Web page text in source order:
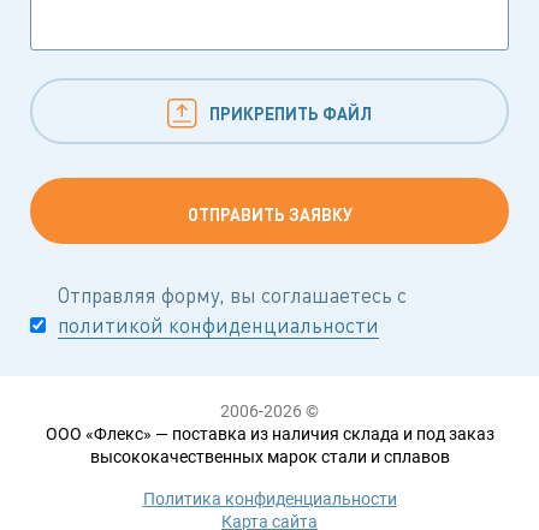
ПРИКРЕПИТЬ ФАЙЛ
Отправляя форму, вы соглашаетесь с
политикой конфиденциальности
2006-2026 ©
ООО «Флекс» — поставка из наличия склада и под заказ
высококачественных марок стали и сплавов
Политика конфиденциальности
Карта сайта